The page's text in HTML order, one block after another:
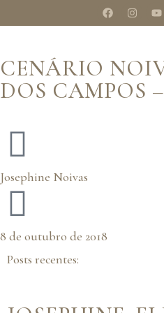
CENÁRIO
DOS CAMPOS
Josephine Noivas
8 de outubro de 2018
Posts recentes: